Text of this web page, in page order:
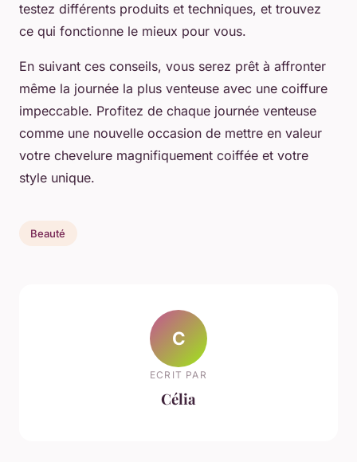
testez différents produits et techniques, et trouvez
ce qui fonctionne le mieux pour vous.
En suivant ces conseils, vous serez prêt à affronter
même la journée la plus venteuse avec une coiffure
impeccable. Profitez de chaque journée venteuse
comme une nouvelle occasion de mettre en valeur
votre chevelure magnifiquement coiffée et votre
style unique.
Beauté
C
ECRIT PAR
Célia